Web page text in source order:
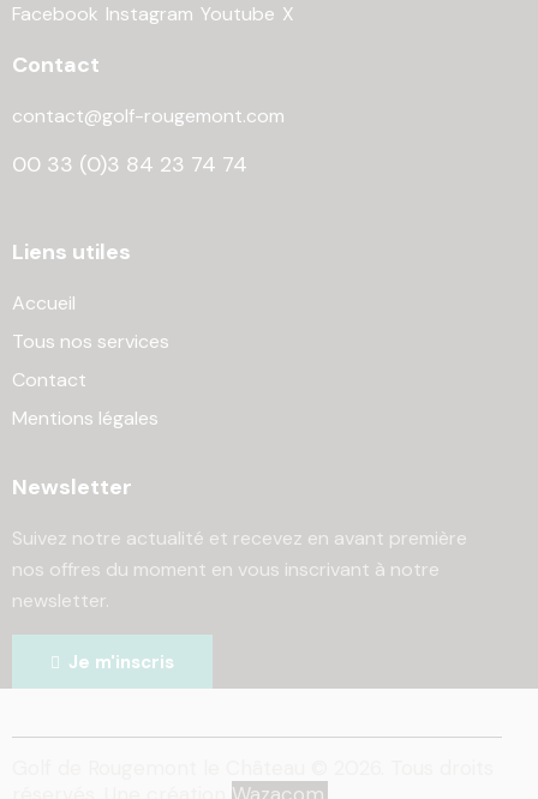
Facebook Instagram Youtube X
Contact
contact@golf-rougemont.com
00 33 (0)3 84 23 74 74
Liens utiles
Accueil
Tous nos services
Contact
Mentions légales
Newsletter
Suivez notre actualité et recevez en avant première
nos offres du moment en vous inscrivant à notre
newsletter.
Je m'inscris
Wazacom.